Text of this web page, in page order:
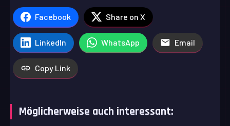
Facebook Share on X
LinkedIn WhatsApp Email
Copy Link
Möglicherweise auch interessant: